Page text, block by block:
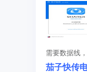
需要数据线
茄子快传